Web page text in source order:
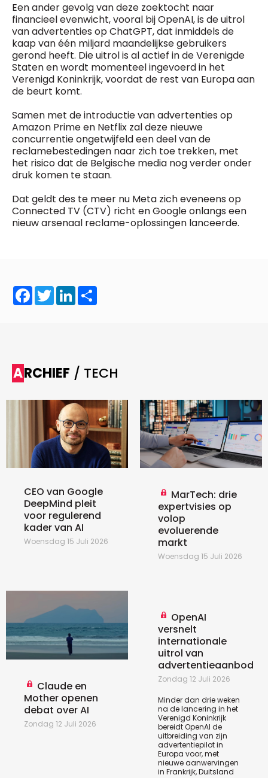
Een ander gevolg van deze zoektocht naar
financieel evenwicht, vooral bij OpenAI, is de uitrol
van advertenties op ChatGPT, dat inmiddels de
kaap van één miljard maandelijkse gebruikers
gerond heeft. Die uitrol is al actief in de Verenigde
Staten en wordt momenteel ingevoerd in het
Verenigd Koninkrijk, voordat de rest van Europa aan
de beurt komt.
Samen met de introductie van advertenties op
Amazon Prime en Netflix zal deze nieuwe
concurrentie ongetwijfeld een deel van de
reclamebestedingen naar zich toe trekken, met
het risico dat de Belgische media nog verder onder
druk komen te staan.
Dat geldt des te meer nu Meta zich eveneens op
Connected TV (CTV) richt en Google onlangs een
nieuw arsenaal reclame-oplossingen lanceerde.
Facebook
TwitterLinkedIn
ARCHIEF / TECH
CEO van Google
DeepMind pleit
voor regulerend
kader van AI
Woensdag 15 Juli 2026
MarTech: drie
expertvisies op
volop
evoluerende
markt
Woensdag 15 Juli 2026
Claude en
Mother openen
debat over AI
Zondag 12 Juli 2026
OpenAI
versnelt
internationale
uitrol van
advertentieaanbod
Zondag 12 Juli 2026
Minder dan drie weken
na de lancering in het
Verenigd Koninkrijk
bereidt OpenAI de
uitbreiding van zijn
advertentiepilot in
Europa voor, met
nieuwe aanwervingen
in Frankrijk, Duitsland